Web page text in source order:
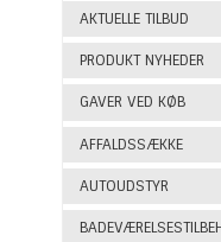
AKTUELLE TILBUD
PRODUKT NYHEDER
GAVER VED KØB
AFFALDSSÆKKE
AUTOUDSTYR